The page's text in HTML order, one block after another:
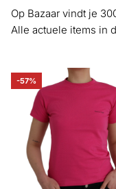
Op Bazaar vindt je
Alle actuele items in
-57%